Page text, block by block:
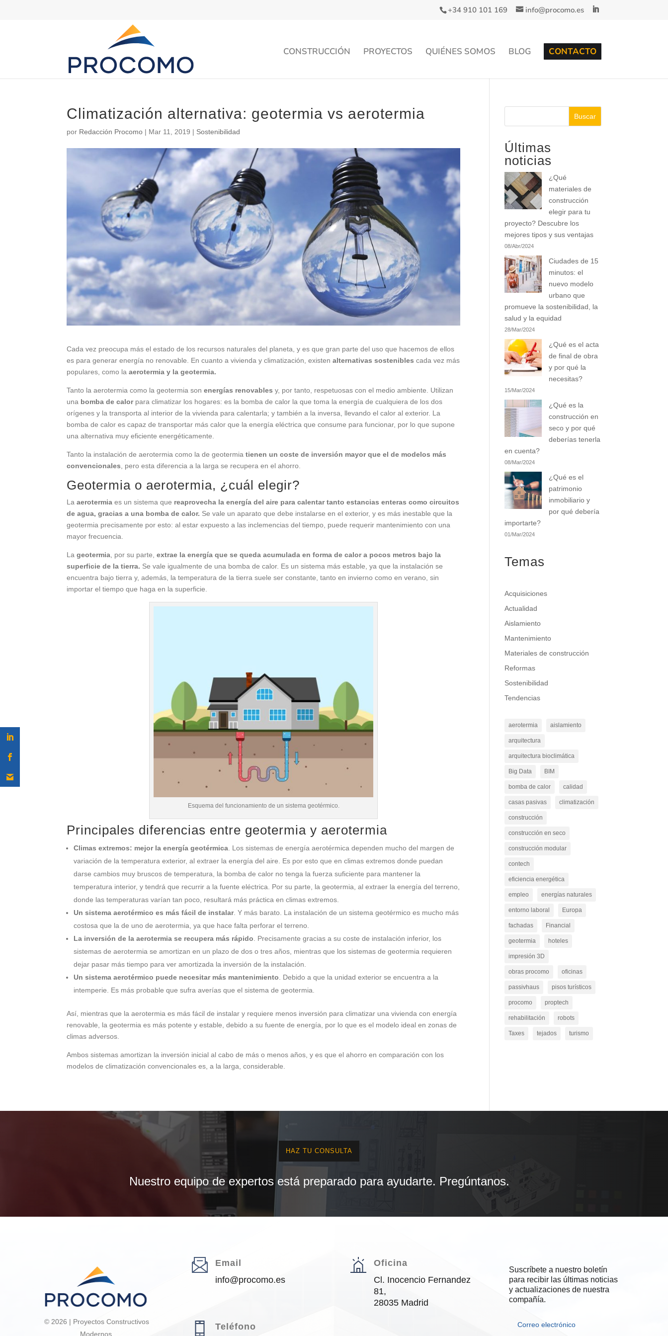
+34 910 101 169 info@procomo.es
CONSTRUCCIÓN PROYECTOS QUIÉNES SOMOS BLOG CONTACTO
Climatización alternativa: geotermia vs aerotermia
por Redacción Procomo | Mar 11, 2019 | Sostenibilidad
Cada vez preocupa más el estado de los recursos naturales del planeta, y es que gran parte del uso que hacemos de ellos
es para generar energía no renovable. En cuanto a vivienda y climatización, existenalternativas sostenibles cada vez más
populares, como laaerotermia y la geotermia.
Tanto la aerotermia como la geotermia sonenergías renovables y, por tanto, respetuosas con el medio ambiente. Utilizan
una bomba de calorpara climatizar los hogares: es la bomba de calor la que toma la energía de cualquiera de los dos
orígenes y la transporta al interior de la vivienda para calentarla; y también a la inversa, llevando el calor al exterior. La
bomba de calor es capaz de transportar más calor que la energía eléctrica que consume para funcionar, por lo que supone
una alternativa muy eficiente energéticamente.
Tanto la instalación de aerotermia como la de geotermiatienen un coste de inversión mayor que el de modelos más
convencionales, pero esta diferencia a la larga se recupera en el ahorro.
Geotermia o aerotermia, ¿cuál elegir?
Laaerotermia es un sistema que reaprovecha la energía del aire para calentar tanto estancias enteras como circuitos
de agua, gracias a una bomba de calor. Se vale un aparato que debe instalarse en el exterior, y es más inestable que la
geotermia precisamente por esto: al estar expuesto a las inclemencias del tiempo, puede requerir mantenimiento con una
mayor frecuencia.
Lageotermia, por su parte,extrae la energía que se queda acumulada en forma de calor a pocos metros bajo la
superficie de la tierra. Se vale igualmente de una bomba de calor. Es un sistema más estable, ya que la instalación se
encuentra bajo tierra y, además, la temperatura de la tierra suele ser constante, tanto en invierno como en verano, sin
importar el tiempo que haga en la superficie.
Esquema del funcionamiento de un sistema geotérmico.
Principales diferencias entre geotermia y aerotermia
Climas extremos: mejor la energía geotérmica. Los sistemas de energía aerotérmica dependen mucho del margen de
variación de la temperatura exterior, al extraer la energía del aire. Es por esto que en climas extremos donde puedan
darse cambios muy bruscos de temperatura, la bomba de calor no tenga la fuerza suficiente para mantener la
temperatura interior, y tendrá que recurrir a la fuente eléctrica. Por su parte, la geotermia, al extraer la energía del terreno,
donde las temperaturas varían tan poco, resultará más práctica en climas extremos.
Un sistema aerotérmico es más fácil de instalar. Y más barato. La instalación de un sistema geotérmico es mucho más
costosa que la de uno de aerotermia, ya que hace falta perforar el terreno.
La inversión de la aerotermia se recupera más rápido. Precisamente gracias a su coste de instalación inferior, los
sistemas de aerotermia se amortizan en un plazo de dos o tres años, mientras que los sistemas de geotermia requieren
dejar pasar más tiempo para ver amortizada la inversión de la instalación.
Un sistema aerotérmico puede necesitar más mantenimiento. Debido a que la unidad exterior se encuentra a la
intemperie. Es más probable que sufra averías que el sistema de geotermia.
Así, mientras que la aerotermia es más fácil de instalar y requiere menos inversión para climatizar una vivienda con energía
renovable, la geotermia es más potente y estable, debido a su fuente de energía, por lo que es el modelo ideal en zonas de
climas adversos.
Ambos sistemas amortizan la inversión inicial al cabo de más o menos años, y es que el ahorro en comparación con los
modelos de climatización convencionales es, a la larga, considerable.
Buscar
Últimas
noticias
¿Qué
materiales de
construcción
elegir para tu
proyecto? Descubre los
mejores tipos y sus ventajas
08/Abr/2024
Ciudades de 15
minutos: el
nuevo modelo
urbano que
promueve la sostenibilidad, la
salud y la equidad
28/Mar/2024
¿Qué es el acta
de final de obra
y por qué la
necesitas?
15/Mar/2024
¿Qué es la
construcción en
seco y por qué
deberías tenerla
en cuenta?
08/Mar/2024
¿Qué es el
patrimonio
inmobiliario y
por qué debería
importarte?
01/Mar/2024
Temas
Acquisiciones
Actualidad
Aislamiento
Mantenimiento
Materiales de construcción
Reformas
Sostenibilidad
Tendencias
aerotermia aislamiento
arquitectura
arquitectura bioclimática
Big Data BIM
bomba de calor calidad
casas pasivas climatización
construcción
construcción en seco
construcción modular
contech
eficiencia energética
empleo energías naturales
entorno laboral Europa
fachadas Financial
geotermia hoteles
impresión 3D
obras procomo oficinas
passivhaus pisos turísticos
procomo proptech
rehabilitación robots
Taxes tejados turismo
HAZ TU CONSULTA
Nuestro equipo de expertos está preparado para ayudarte. Pregúntanos.
© 2026 | Proyectos Constructivos
Modernos.
Email
info@procomo.es
Teléfono
Oficina
Cl. Inocencio Fernandez
81,
28035 Madrid
Suscríbete a nuestro boletín
para recibir las últimas noticias
y actualizaciones de nuestra
compañía.